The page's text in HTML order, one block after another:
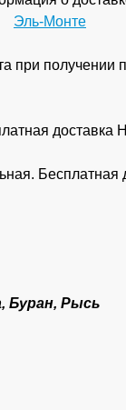
Эль-Монте
получении
Буран, Рысь